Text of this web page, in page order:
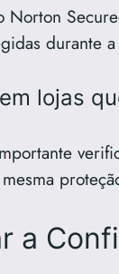
Norton
durante
lojas
a